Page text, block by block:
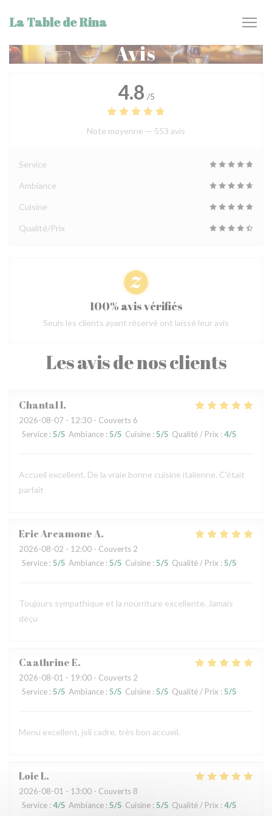
La Table de Rina
Avis
Les avis de nos clients
ChantalI
2026-08-07 - 12:30 - Couverts 6
Service : 5/5 Ambiance : 5/5 Cuisine : 5/5 Qualité / Prix : 4/5
Accueil excellent. De la vraie bonne cuisine italienne. C'était
parfait
Eric ArcamoneA
2026-08-02 - 12:00 - Couverts 2
Service : 5/5 Ambiance : 5/5 Cuisine : 5/5 Qualité / Prix : 5/5
Toujours sympathique et la nourriture excellente. Jamais
déçu
CaathrineE
2026-08-01 - 19:00 - Couverts 2
Service : 5/5 Ambiance : 5/5 Cuisine : 5/5 Qualité / Prix : 5/5
Menu excellent, joli cadre, très bon accueil.
LoicL
2026-08-01 - 13:00 - Couverts 8
Service : 4/5 Ambiance : 5/5 Cuisine : 5/5 Qualité / Prix : 4/5
4.8 /5
Note moyenne — 553 avis
Service
Ambiance
Cuisine
Qualité/Prix
100% avis vérifiés
Seuls les clients ayant réservé ont laissé leur avis